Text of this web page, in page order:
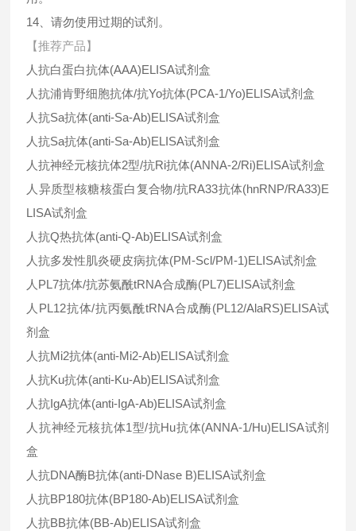
14、请勿使用过期的试剂。
【推荐产品】
人抗白蛋白抗体(AAA)ELISA试剂盒
人抗浦肯野细胞抗体/抗Yo抗体(PCA-1/Yo)ELISA试剂盒
人抗Sa抗体(anti-Sa-Ab)ELISA试剂盒
人抗Sa抗体(anti-Sa-Ab)ELISA试剂盒
人抗神经元核抗体2型/抗Ri抗体(ANNA-2/Ri)ELISA试剂盒
人异质型核糖核蛋白复合物/抗RA33抗体(hnRNP/RA33)E
LISA试剂盒
人抗Q热抗体(anti-Q-Ab)ELISA试剂盒
人抗多发性肌炎硬皮病抗体(PM-Scl/PM-1)ELISA试剂盒
人PL7抗体/抗苏氨酰tRNA合成酶(PL7)ELISA试剂盒
人PL12抗体/抗丙氨酰tRNA合成酶(PL12/AlaRS)ELISA试
剂盒
人抗Mi2抗体(anti-Mi2-Ab)ELISA试剂盒
人抗Ku抗体(anti-Ku-Ab)ELISA试剂盒
人抗IgA抗体(anti-IgA-Ab)ELISA试剂盒
人抗神经元核抗体1型/抗Hu抗体(ANNA-1/Hu)ELISA试剂
盒
人抗DNA酶B抗体(anti-DNase B)ELISA试剂盒
人抗BP180抗体(BP180-Ab)ELISA试剂盒
人抗BB抗体(BB-Ab)ELISA试剂盒